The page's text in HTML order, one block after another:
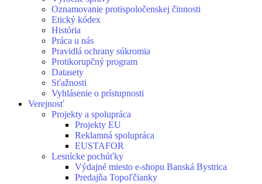
Oznamovanie protispoločenskej činnosti
Etický kódex
História
Práca u nás
Pravidlá ochrany súkromia
Protikorupčný program
Datasety
Sťažnosti
Vyhlásenie o prístupnosti
Verejnosť
Projekty a spolupráca
Projekty EU
Reklamná spolupráca
EUSTAFOR
Lesnícke pochúťky
Výdajné miesto e-shopu Banská Bystrica
Predajňa Topoľčianky